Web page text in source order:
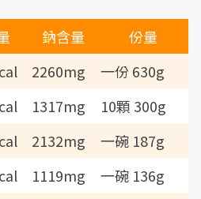
鈉含量
份量
2260mg
一份 630g
1317mg
10顆 300g
2132mg
一碗 187g
1119mg
一碗 136g